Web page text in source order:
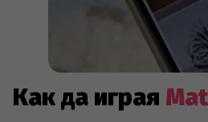
Как да играя